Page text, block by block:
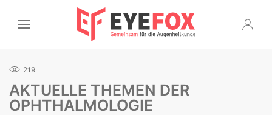
219
AKTUELLE THEMEN DER
OPHTHALMOLOGIE